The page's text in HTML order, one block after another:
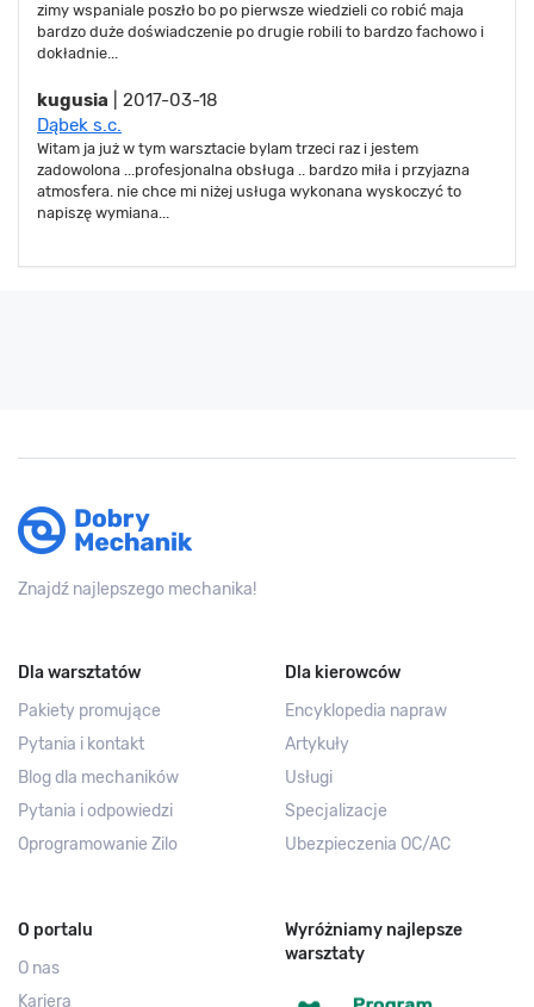
zimy wspaniale poszło bo po pierwsze wiedzieli co robić maja
bardzo duże doświadczenie po drugie robili to bardzo fachowo i
dokładnie...
kugusia | 2017-03-18
Dąbek s.c.
Witam ja już w tym warsztacie bylam trzeci raz i jestem
zadowolona ...profesjonalna obsługa .. bardzo miła i przyjazna
atmosfera. nie chce mi niżej usługa wykonana wyskoczyć to
napiszę wymiana...
Znajdź najlepszego mechanika!
Dla warsztatów
Pakiety promujące
Pytania i kontakt
Blog dla mechaników
Pytania i odpowiedzi
Oprogramowanie Zilo
Dla kierowców
Encyklopedia napraw
Artykuły
Usługi
Specjalizacje
Ubezpieczenia OC/AC
O portalu
O nas
Kariera
Wyróżniamy najlepsze
warsztaty